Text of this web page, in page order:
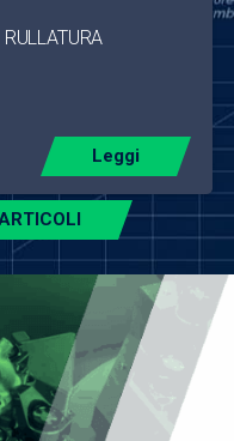
Leggi